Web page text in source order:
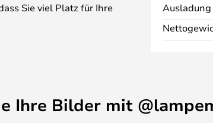
Sie viel Platz für Ihre
ist, sieht er aus, wie ein
Ausladung
Ihre Bilder mit